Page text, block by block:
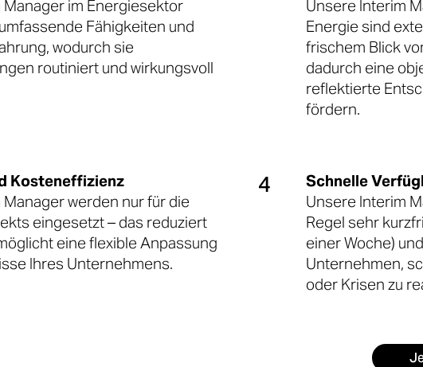
im Energiesektor
Fähigkeiten und
wodurch sie
routiniert und wirkungsvoll
Unsere Interim
Energie sind
frischem Blick
dadurch eine
reflektierte
fördern.
Kosteneffizienz
werden nur für die
eingesetzt – das reduziert
eine flexible Anpassung
Ihres Unternehmens.
4
Schnelle
Unsere Interim
Regel sehr
einer Woche)
Unternehmen,
oder Krisen zu